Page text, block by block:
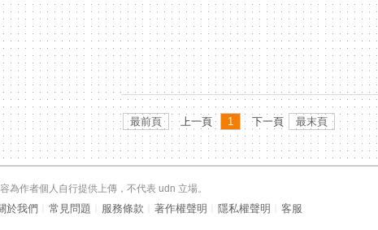
最前頁 上一頁 1 下一頁 最末頁
為作者個人自行提供上傳，不代表 udn 立場。
於我們 常見問題 服務條款 著作權聲明 隱私權聲明 客服